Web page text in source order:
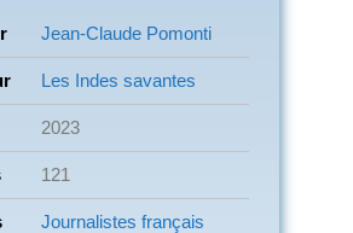
Jean-Claude Pomonti
Les Indes savantes
2023
121
Journalistes français